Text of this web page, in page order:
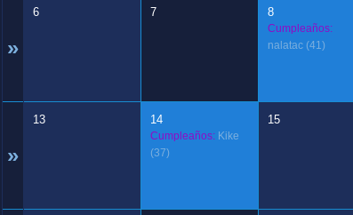
»
6 7 8
Cumpleaños:
nalatac (41)
»
13 14
Cumpleaños: Kike
(37)
15